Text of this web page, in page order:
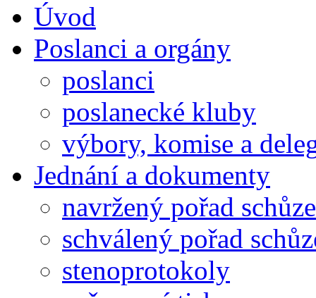
Úvod
Poslanci a orgány
poslanci
poslanecké kluby
výbory, komise a
Jednání a dokumenty
navržený pořad schůze
schválený pořad
stenoprotokoly